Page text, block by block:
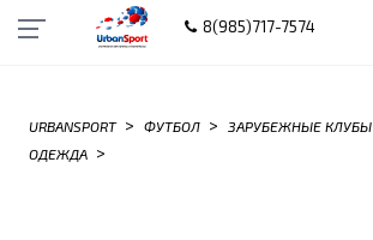
8(985)717-7574
URBANSPORT > ФУТБОЛ > ЗАРУБЕЖНЫЕ КЛУБЫ
ОДЕЖДА >